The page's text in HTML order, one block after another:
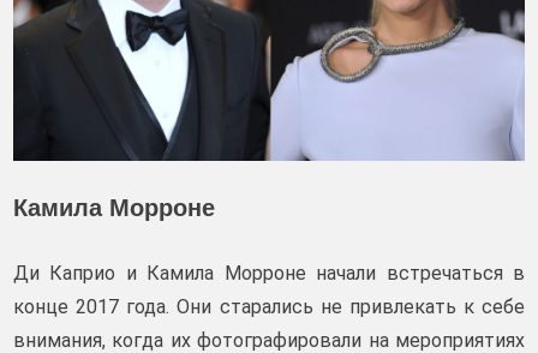
Камила Морроне
Ди Каприо и Камила Морроне начали встречаться в
конце 2017 года. Они старались не привлекать к себе
внимания, когда их фотографировали на мероприятиях